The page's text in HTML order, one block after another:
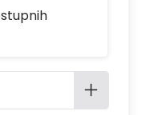
Unesite